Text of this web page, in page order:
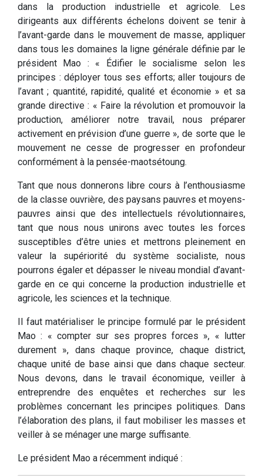
dans la production industrielle et agricole. Les
dirigeants aux différents échelons doivent se tenir à
l’avant-garde dans le mouvement de masse, appliquer
dans tous les domaines la ligne générale définie par le
président Mao : « Édifier le socialisme selon les
principes : déployer tous ses efforts; aller toujours de
l’avant ; quantité, rapidité, qualité et économie » et sa
grande directive : « Faire la révolution et promouvoir la
production, améliorer notre travail, nous préparer
activement en prévision d’une guerre », de sorte que le
mouvement ne cesse de progresser en profondeur
conformément à la pensée-maotsétoung.
Tant que nous donnerons libre cours à l’enthousiasme
de la classe ouvrière, des paysans pauvres et moyens-
pauvres ainsi que des intellectuels révolutionnaires,
tant que nous nous unirons avec toutes les forces
susceptibles d’être unies et mettrons pleinement en
valeur la supériorité du système socialiste, nous
pourrons égaler et dépasser le niveau mondial d’avant-
garde en ce qui concerne la production industrielle et
agricole, les sciences et la technique.
Il faut matérialiser le principe formulé par le président
Mao : « compter sur ses propres forces », « lutter
durement », dans chaque province, chaque district,
chaque unité de base ainsi que dans chaque secteur.
Nous devons, dans le travail économique, veiller à
entreprendre des enquêtes et recherches sur les
problèmes concernant les principes politiques. Dans
l’élaboration des plans, il faut mobiliser les masses et
veiller à se ménager une marge suffisante.
Le président Mao a récemment indiqué :